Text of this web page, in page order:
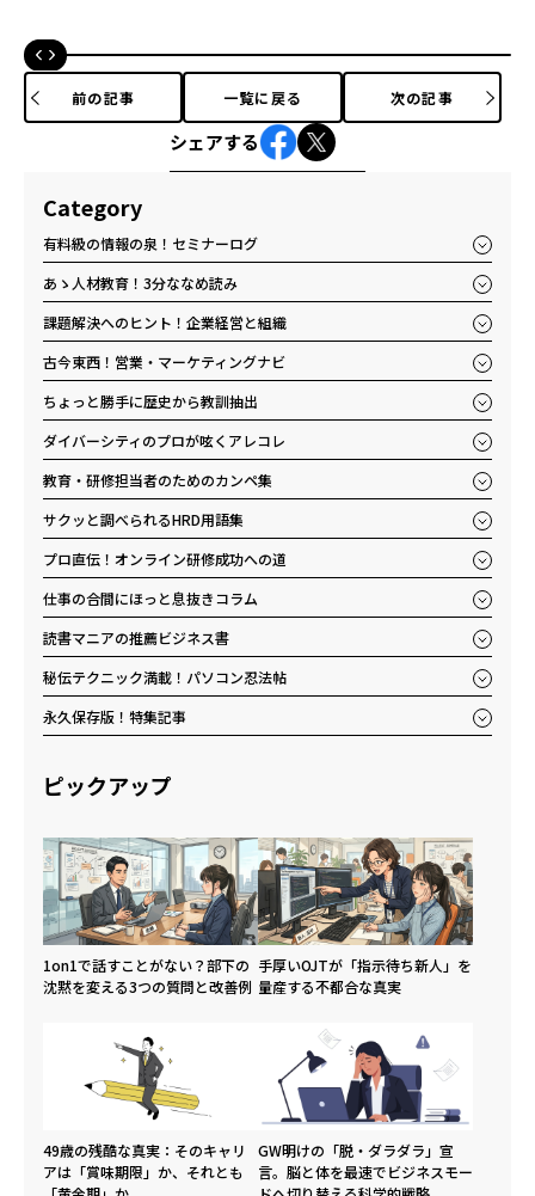
Category
有料級の情報の泉！セミナーログ
あゝ人材教育！3分ななめ読み
課題解決へのヒント！企業経営と組織
古今東西！営業・マーケティングナビ
ちょっと勝手に歴史から教訓抽出
ダイバーシティのプロが呟くアレコレ
教育・研修担当者のためのカンペ集
サクッと調べられるHRD用語集
プロ直伝！オンライン研修成功への道
仕事の合間にほっと息抜きコラム
読書マニアの推薦ビジネス書
秘伝テクニック満載！パソコン忍法帖
永久保存版！特集記事
ピックアップ
1on1で話すことがない？部下の
沈黙を変える3つの質問と改善例
手厚いOJTが「指示待ち新人」を
量産する不都合な真実
49歳の残酷な真実：そのキャリ
アは「賞味期限」か、それとも
GW明けの「脱・ダラダラ」宣
言。脳と体を最速でビジネスモー
前の記事 一覧に戻る 次の記事
シェアする